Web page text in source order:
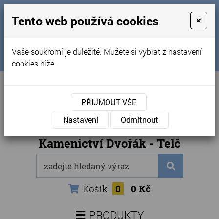
Obchodní podmínky
Kontakty
Naše kamenictví
Sledujte nás na FB
Internetový obchod
Kamenictví Dvořák - Telč
Košík 0 0 Kč
PRODUKTY
Tento web používá cookies ×
Vaše soukromí je důležité. Můžete si vybrat z nastavení
cookies níže.
PŘIJMOUT VŠE
Nastavení
Odmítnout